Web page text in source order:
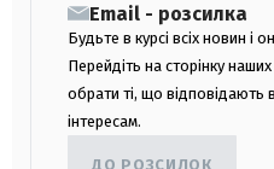
Email - розсилка
Будьте в курсі всіх новин і
Перейдіть на сторінку
обрати ті, що відповідають
інтересам.
ДО РОЗСИЛОК